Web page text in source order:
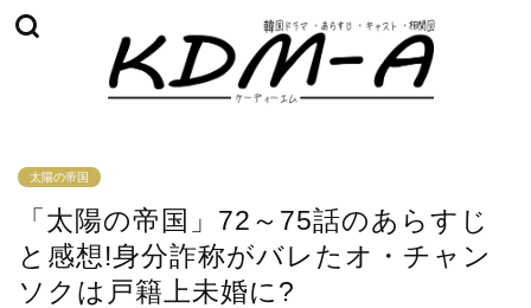
太陽の帝国
「太陽の帝国」72～75話のあらすじ
と感想!身分詐称がバレたオ・チャン
ソクは戸籍上未婚に?